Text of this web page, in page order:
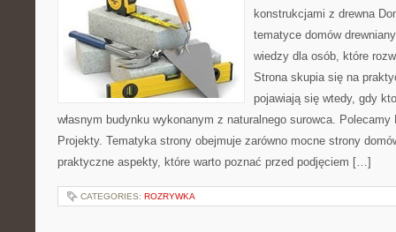
konstrukcjami z drewna
tematyce domów
wiedzy dla osób, które
Strona skupia się na
pojawiają się wtedy, gdy
własnym budynku wykonanym z naturalnego surowca.
Projekty. Tematyka strony obejmuje zarówno mocne strony
praktyczne aspekty, które warto poznać przed podjęciem […]
CATEGORIES: ROZRYWKA